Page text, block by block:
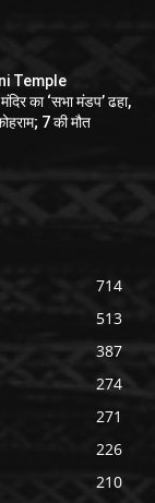
Temple
का ‘सभा मंडप’ ढहा,
7 की मौत
714
513
387
274
271
226
210